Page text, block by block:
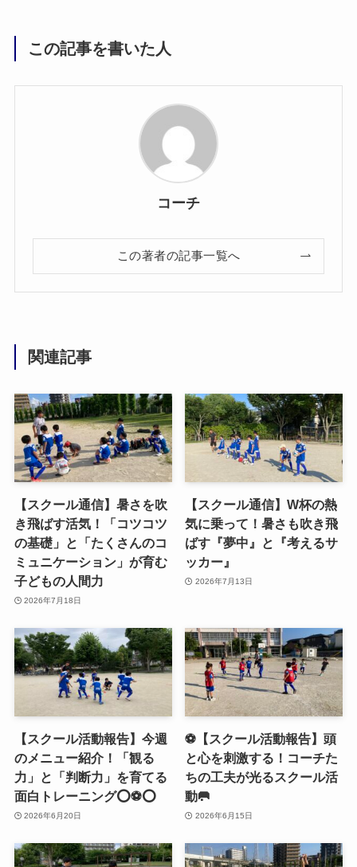
この記事を書いた人
コーチ
この著者の記事一覧へ
関連記事
【スクール通信】暑さを吹
き飛ばす活気！「コツコツ
の基礎」と「たくさんのコ
ミュニケーション」が育む
子どもの人間力
2026年7月18日
【スクール通信】W杯の熱
気に乗って！暑さも吹き飛
ばす『夢中』と『考えるサ
ッカー』
2026年7月13日
【スクール活動報告】今週
のメニュー紹介！「観る
力」と「判断力」を育てる
面白トレーニング⭕️⚽️⭕️
2026年6月20日
⚽️【スクール活動報告】頭
と心を刺激する！コーチた
ちの工夫が光るスクール活
動🥅
2026年6月15日